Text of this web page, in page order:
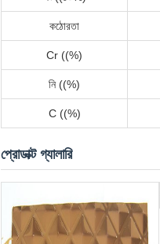
কঠোরতা
Cr ((%)
নি ((%)
C ((%)
প্রোডাক্ট গ্যালারি